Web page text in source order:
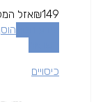
₪149
אזל
כיסויים